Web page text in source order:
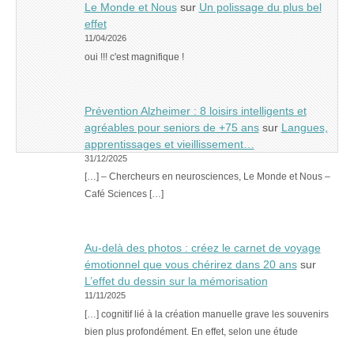
Le Monde et Noussur Un polissage du plus bel
effet
11/04/2026
oui !!! c'est magnifique !
Prévention Alzheimer : 8 loisirs intelligents et
agréables pour seniors de +75 anssur Langues,
apprentissages et vieillissement…
31/12/2025
[…] – Chercheurs en neurosciences, Le Monde et Nous –
Café Sciences […]
Au-delà des photos : créez le carnet de voyage
émotionnel que vous chérirez dans 20 anssur
L’effet du dessin sur la mémorisation
11/11/2025
[…] cognitif lié à la création manuelle grave les souvenirs
bien plus profondément. En effet, selon une étude